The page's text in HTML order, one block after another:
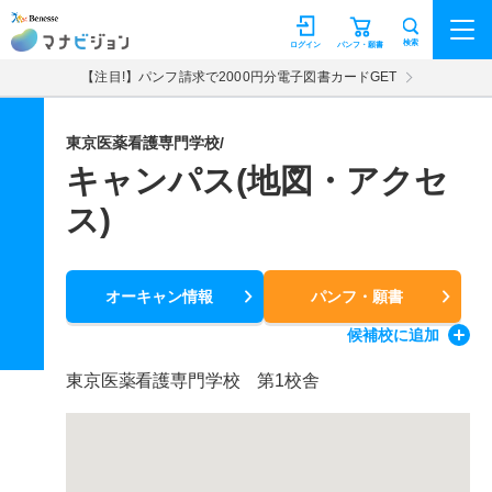
マナビジョン パンフ・願書
ログイン 検索
【注目!】パンフ請求で2000円分電子図書カードGET
東京医薬看護専門学校/
キャンパス(地図・アクセ
ス)
オーキャン情報 パンフ・願書
候補校に追加
東京医薬看護専門学校 第1校舎